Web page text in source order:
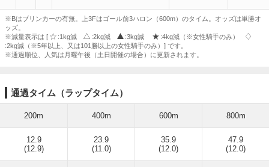
※Bはブリンカーの有無。上3Fはゴール前3ハロン（600m）のタイム。オッズは単勝オ
ッズ。
※減量表示は [
:1kg減 :2kg減 :3kg減
:4kg減（※女性騎手のみ）
:2kg減（※5年以上、又は101勝以上の女性騎手のみ）] です。
※通過順位、人気は月曜午後（土日開催の場合）に更新されます。
通過タイム（ラップタイム）
200m 400m 600m 800m
12.9
(12.9)
23.9
(11.0)
35.9
(12.0)
47.9
(12.0)